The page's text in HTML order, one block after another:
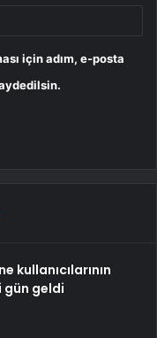
için adım, e-posta
kullanıcılarının
gün geldi